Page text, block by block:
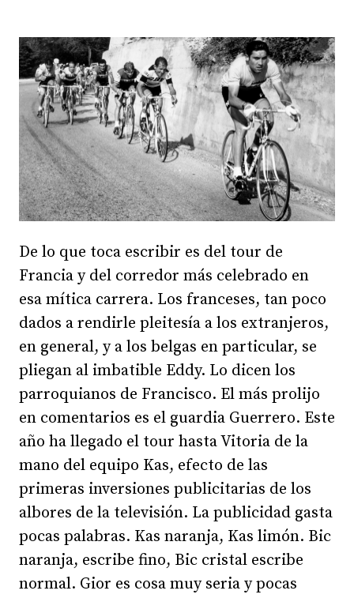
De lo que toca escribir es del tour de
Francia y del corredor más celebrado en
esa mítica carrera. Los franceses, tan poco
dados a rendirle pleitesía a los extranjeros,
en general, y a los belgas en particular, se
pliegan al imbatible Eddy. Lo dicen los
parroquianos de Francisco. El más prolijo
en comentarios es el guardia Guerrero. Este
año ha llegado el tour hasta Vitoria de la
mano del equipo Kas, efecto de las
primeras inversiones publicitarias de los
albores de la televisión. La publicidad gasta
pocas palabras. Kas naranja, Kas limón. Bic
naranja, escribe fino, Bic cristal escribe
normal. Gior es cosa muy seria y pocas